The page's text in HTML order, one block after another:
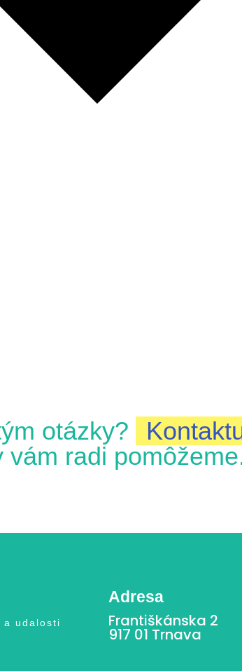
otázky?
vám radi
a udalosti
Adresa
Františkánska 2
917 01 Trnava